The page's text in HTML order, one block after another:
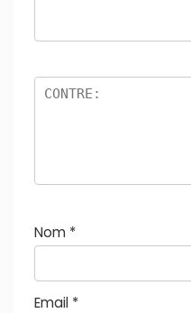
Nom *
Email *